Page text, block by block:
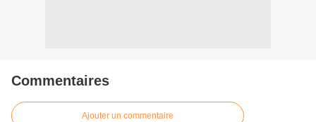
Commentaires
Ajouter un commentaire